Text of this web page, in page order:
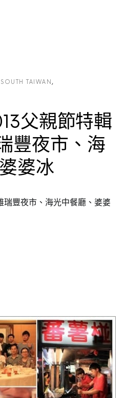
TAIWAN
父親節特輯
豐夜市、海
婆冰
豐夜市、海光中餐廳、婆婆